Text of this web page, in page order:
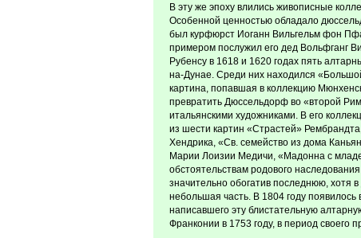
В эту же эпоху влились живописные
Особенной ценностью обладало
был курфюрст Иоганн Вильгельм фон
примером послужил его дед Вольфганг
Рубенсу в 1618 и 1620 годах пять
на-Дунае. Среди них находился
картина, попавшая в коллекцию
превратить Дюссельдорф во «второй
итальянскими художниками. В его
из шести картин «Страстей»
Хендрика, «Св. семейство из дома
Марии Лоизии Медичи, «Мадонна с
обстоятельствам родового
значительно обогатив последнюю, хотя
небольшая часть. В 1804 году
написавшего эту блистательную
Франконии в 1753 году, в период своего